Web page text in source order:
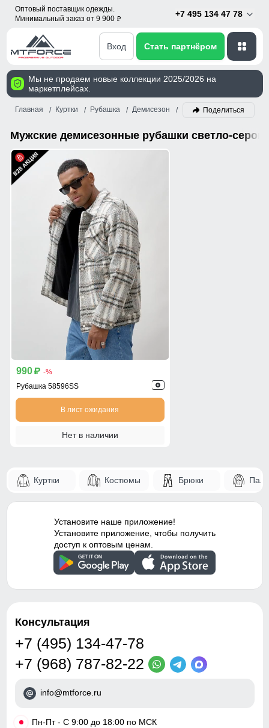
Оптовый поставщик одежды.
Минимальный заказ от 9 900 p
+7 495 134 47 78
Вход Стать партнёром
Мы не продаем новые коллекции 2025/2026 на
маркетплейсах.
Главная Куртки Рубашка Демисезон Мужской Светло-
Поделиться
Мужские демисезонные рубашки светло-
990 p -%
Рубашка 58596SS
В лист ожидания
Нет в наличии
Куртки Костюмы Брюки
Установите наше приложение!
Установите приложение, чтобы получить
доступ к оптовым ценам.
Консультация
+7 (495) 134-47-78
+7 (968) 787-82-22
info@mtforce.ru
• Пн-Пт - С 9:00 до 18:00 по МСК